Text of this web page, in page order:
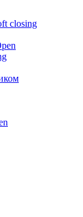
closing